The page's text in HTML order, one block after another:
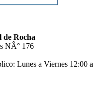
de Rocha
NÂ° 176
Lunes a Viernes 12:00 a